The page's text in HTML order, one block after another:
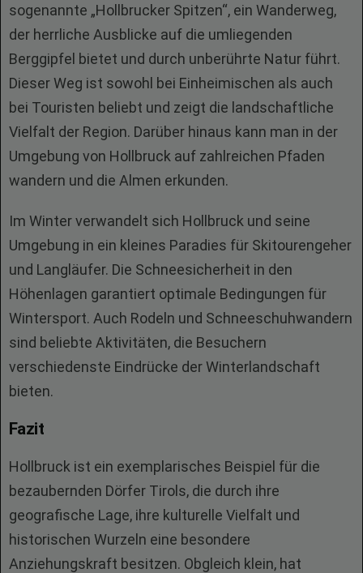
sogenannte „Hollbrucker Spitzen“, ein Wanderweg,
der herrliche Ausblicke auf die umliegenden
Berggipfel bietet und durch unberührte Natur führt.
Dieser Weg ist sowohl bei Einheimischen als auch
bei Touristen beliebt und zeigt die landschaftliche
Vielfalt der Region. Darüber hinaus kann man in der
Umgebung von Hollbruck auf zahlreichen Pfaden
wandern und die Almen erkunden.
Im Winter verwandelt sich Hollbruck und seine
Umgebung in ein kleines Paradies für Skitourengeher
und Langläufer. Die Schneesicherheit in den
Höhenlagen garantiert optimale Bedingungen für
Wintersport. Auch Rodeln und Schneeschuhwandern
sind beliebte Aktivitäten, die Besuchern
verschiedenste Eindrücke der Winterlandschaft
bieten.
Fazit
Hollbruck ist ein exemplarisches Beispiel für die
bezaubernden Dörfer Tirols, die durch ihre
geografische Lage, ihre kulturelle Vielfalt und
historischen Wurzeln eine besondere
Anziehungskraft besitzen. Obgleich klein, hat